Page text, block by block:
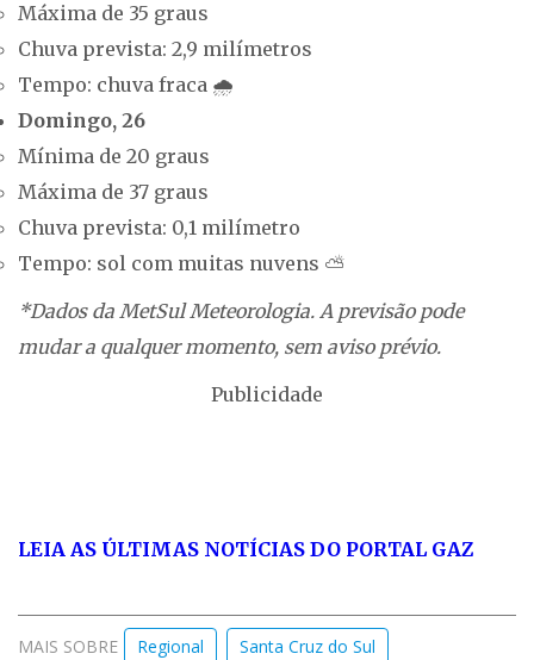
Máxima de 35 graus
Chuva prevista: 2,9 milímetros
Tempo: chuva fraca 🌧️
Domingo, 26
Mínima de 20 graus
Máxima de 37 graus
Chuva prevista: 0,1 milímetro
Tempo: sol com muitas nuvens ⛅
*Dados da MetSul Meteorologia. A previsão pode
mudar a qualquer momento, sem aviso prévio.
Publicidade
LEIA AS ÚLTIMAS NOTÍCIAS DO PORTAL GAZ
MAIS SOBRE Regional Santa Cruz do Sul